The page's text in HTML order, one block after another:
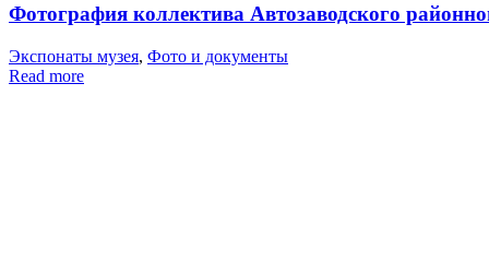
Фотография коллектива Автозаводского
Экспонаты музея, Фото и документы
Read more